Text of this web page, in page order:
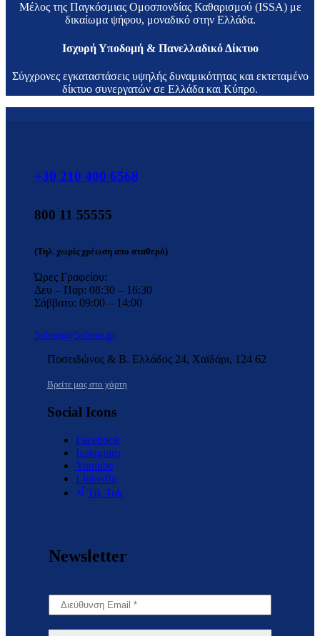
Μέλος της Παγκόσμιας Ομοσπονδίας Καθαρισμού (ISSA) με
δικαίωμα ψήφου, μοναδικό στην Ελλάδα.
Ισχυρή Υποδομή & Πανελλαδικό Δίκτυο
Σύγχρονες εγκαταστάσεις υψηλής δυναμικότητας και εκτεταμένο
δίκτυο συνεργατών σε Ελλάδα και Κύπρο.
+30 210 400 6568
800 11 55555
(Τηλ. χωρίς χρέωση απο σταθερό)
Ώρες Γραφείου:
Δευ – Παρ: 08:30 – 16:30
Σάββατο: 09:00 – 14:00
5clean@5clean.gr
Ποσειδώνος & Β. Ελλάδος 24, Χαϊδάρι, 124 62
Βρείτε μας στο χάρτη
Social Icons
Facebook
Instagram
Youtube
LinkedIn
Tik Tok
Newsletter